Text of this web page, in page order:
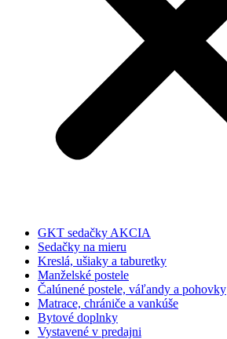
GKT sedačky AKCIA
Sedačky na mieru
Kreslá, ušiaky a taburetky
Manželské postele
Čalúnené postele, váľandy a pohovky
Matrace, chrániče a vankúše
Bytové doplnky
Vystavené v predajni